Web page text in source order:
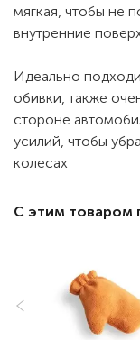
мягкая, чтобы не
внутренние
Идеально
обивки, также
стороне
усилий, чтобы
колесах
С этим товаром